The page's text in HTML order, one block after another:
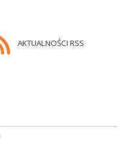
AKTUALNOŚCI RSS